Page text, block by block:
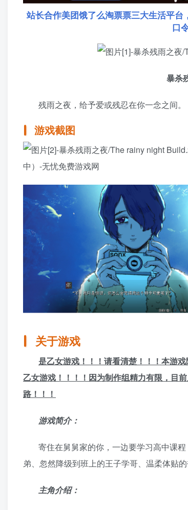
站长合作美团饿了么淘票票三大生活平
口
暴杀
残雨之夜，给予爱或残忍在你一念之间。
游戏截图
关于游戏
是乙女游戏！！！请看清楚！！！本游
乙女游戏！！！！因为制作组精力有限，目
路！！！
游戏简介：
寄住在舅舅家的你，一边要学习高中课
弟、忽然降级到班上的王子学哥、温柔体贴
主角介绍：